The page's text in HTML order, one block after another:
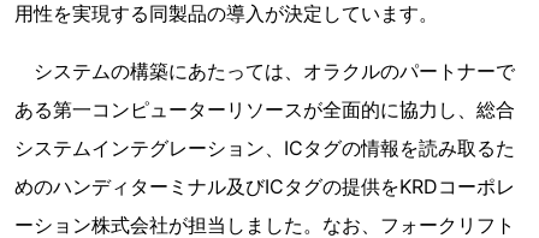
用性を実現する同製品の導入が決定しています。
システムの構築にあたっては、オラクルのパートナーで
ある第一コンピューターリソースが全面的に協力し、総合
システムインテグレーション、ICタグの情報を読み取るた
めのハンディターミナル及びICタグの提供をKRDコーポレ
ーション株式会社が担当しました。なお、フォークリフト